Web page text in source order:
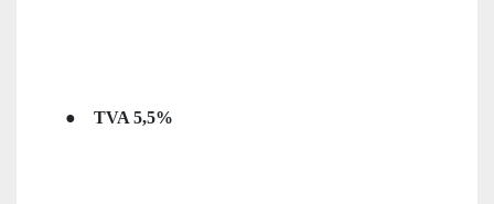
● TVA 5,5%